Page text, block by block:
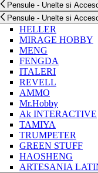
Pensule - Unelte si
Pensule - Unelte si
HELLER
MIRAGE HOBBY
MENG
FENGDA
ITALERI
REVELL
AMMO
Mr.Hobby
Ak INTERACTIVE
TAMIYA
TRUMPETER
GREEN STUFF
HAOSHENG
ARTESANIA